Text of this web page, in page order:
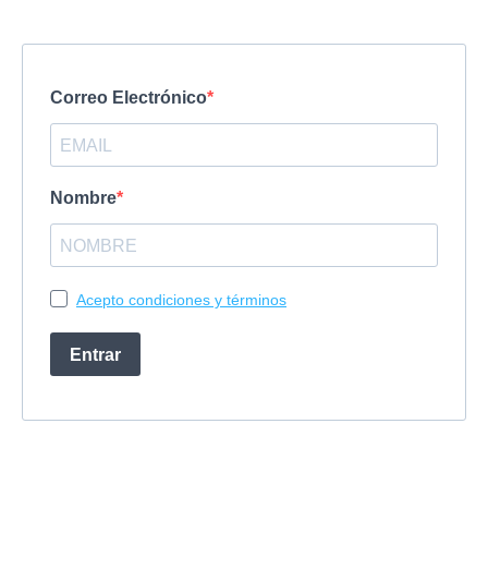
Correo Electrónico
Nombre
Acepto condiciones y términos
Entrar